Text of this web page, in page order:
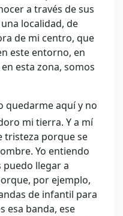
a través de sus
localidad, de
de mi centro, que
este entorno, en
esta zona, somos
quedarme aquí y no
mi tierra. Y a mí
tristeza porque se
Yo entiendo
puedo llegar a
por ejemplo,
de infantil para
esa banda, ese